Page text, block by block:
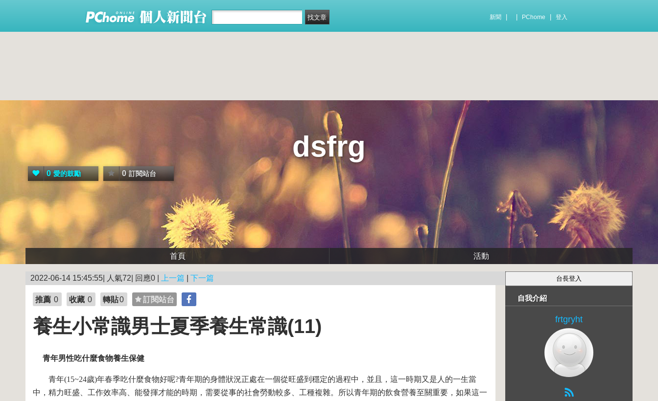
新聞 PChome 登入
dsfrg
0 愛的鼓勵 0 訂閱站台
首頁 活動
2022-06-14 15:45:55| 人氣72| 回應0 | 上一篇 下一篇
推薦 0 收藏 0 轉貼0 訂閱站台
養生小常識男士夏季養生常識(11)
青年男性吃什麼食物養生保健
青年(15~24歲)年春季吃什麼食物好呢?青年期的身體狀況正處在一個從旺盛到穩定的過程中，並且，這一時期又是人的一生當
中，精力旺盛、工作效率高、能發揮才能的時期，需要從事的社會勞動較多、工種複雜。所以青年期的飲食營養至關重要，如果這一
自我介紹
frtgryht